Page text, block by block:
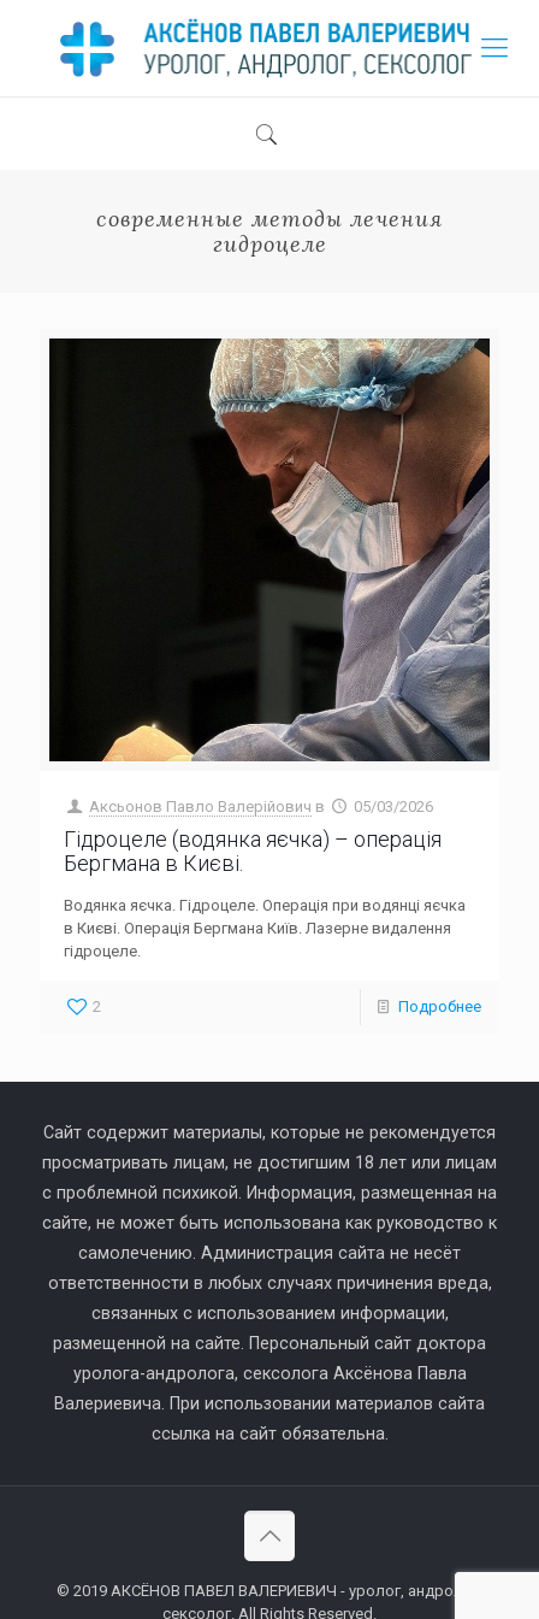
современные методы лечения
гидроцеле
Аксьонов Павло Валерійович в 05/03/2026
Гідроцеле (водянка яєчка) – операція
Бергмана в Києві.
Водянка яєчка. Гідроцеле. Операція при водянці яєчка
в Києві. Операція Бергмана Київ. Лазерне видалення
гідроцеле.
2 Подробнее
Сайт содержит материалы, которые не рекомендуется
просматривать лицам, не достигшим 18 лет или лицам
с проблемной психикой. Информация, размещенная на
сайте, не может быть использована как руководство к
самолечению. Администрация сайта не несёт
ответственности в любых случаях причинения вреда,
связанных с использованием информации,
размещенной на сайте. Персональный сайт доктора
уролога-андролога, сексолога Аксёнова Павла
Валериевича. При использовании материалов сайта
ссылка на сайт обязательна.
© 2019 АКСЁНОВ ПАВЕЛ ВАЛЕРИЕВИЧ - уролог, андролог,
сексолог. All Rights Reserved.